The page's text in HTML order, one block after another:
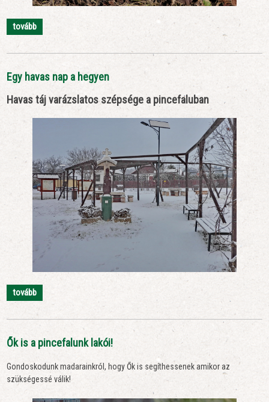
tovább
Egy havas nap a hegyen
Havas táj varázslatos szépsége a pincefaluban
tovább
Ők is a pincefalunk lakói!
Gondoskodunk madarainkról, hogy Ők is segíthessenek amikor az
szükségessé válik!